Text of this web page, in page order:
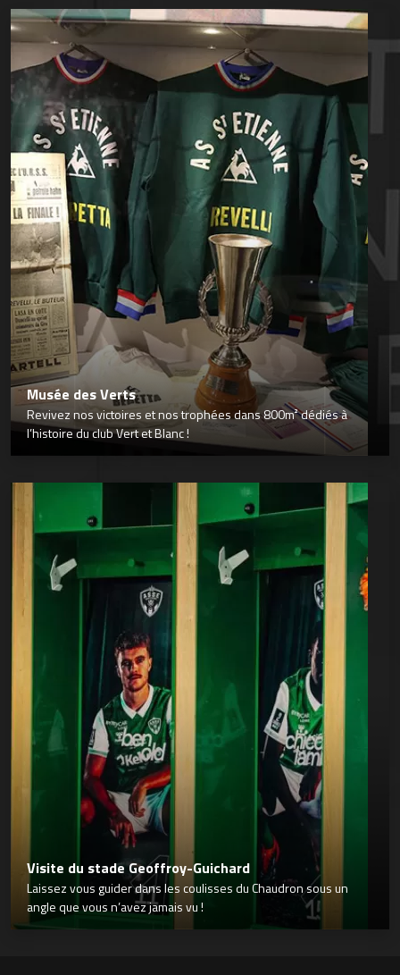
Musée des Verts
Revivez nos victoires et nos trophées dans 800m² dédiés à
l’histoire du club Vert et Blanc !
Visite du stade Geoffroy-Guichard
Laissez vous guider dans les coulisses du Chaudron sous un
angle que vous n’avez jamais vu !